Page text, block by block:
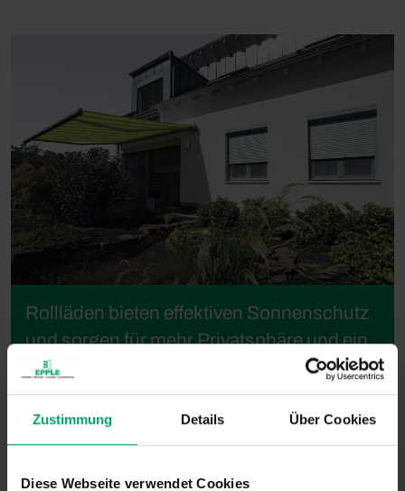
Zustimmung Details Über Cookies
Diese Webseite verwendet Cookies
Rollläden bieten effektiven Sonnenschutz
und sorgen für mehr Privatsphäre und ein
angenehmes Raumklima.